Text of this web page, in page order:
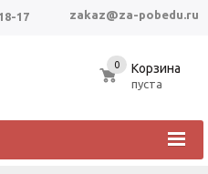
zakaz@za-pobedu.ru
17
0 Корзина
пуста